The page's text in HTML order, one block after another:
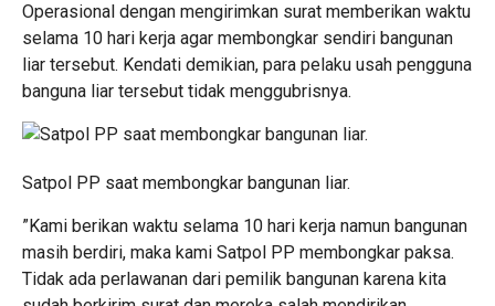
Operasional dengan mengirimkan surat memberikan waktu
selama 10 hari kerja agar membongkar sendiri bangunan
liar tersebut. Kendati demikian, para pelaku usah pengguna
banguna liar tersebut tidak menggubrisnya.
Satpol PP saat membongkar bangunan liar.
”Kami berikan waktu selama 10 hari kerja namun bangunan
masih berdiri, maka kami Satpol PP membongkar paksa.
Tidak ada perlawanan dari pemilik bangunan karena kita